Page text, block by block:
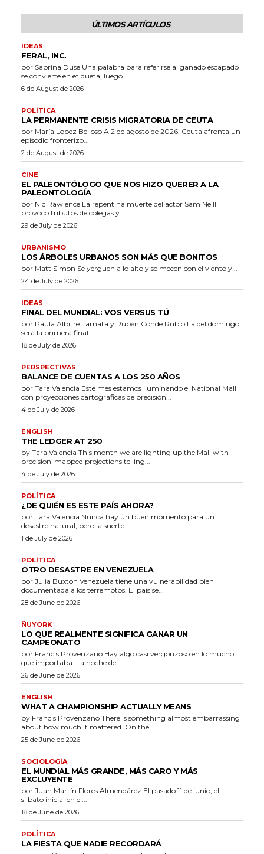
ÚLTIMOS ARTÍCULOS
IDEAS
FERAL, INC.
por Sabrina Duse Una palabra para referirse al ganado escapado
se convierte en etiqueta, luego...
6 de August de 2026
POLÍTICA
LA PERMANENTE CRISIS MIGRATORIA DE CEUTA
por María Lopez Belloso A 2 de agosto de 2026, Ceuta afronta un
episodio fronterizo...
2 de August de 2026
CINE
EL PALEONTÓLOGO QUE NOS HIZO QUERER A LA
PALEONTOLOGÍA
por Nic Rawlence La repentina muerte del actor Sam Neill
provocó tributos de colegas y...
29 de July de 2026
URBANISMO
LOS ÁRBOLES URBANOS SON MÁS QUE BONITOS
por Matt Simon Se yerguen a lo alto y se mecen con el viento y...
24 de July de 2026
IDEAS
FINAL DEL MUNDIAL: VOS VERSUS TÚ
por Paula Albitre Lamata y Rubén Conde Rubio La del domingo
será la primera final...
18 de July de 2026
PERSPECTIVAS
BALANCE DE CUENTAS A LOS 250 AÑOS
por Tara Valencia Este mes estamos iluminando el National Mall
con proyecciones cartográficas de precisión...
4 de July de 2026
ENGLISH
THE LEDGER AT 250
by Tara Valencia This month we are lighting up the Mall with
precision-mapped projections telling...
4 de July de 2026
POLÍTICA
¿DE QUIÉN ES ESTE PAÍS AHORA?
por Tara Valencia Nunca hay un buen momento para un
desastre natural, pero la suerte...
1 de July de 2026
POLÍTICA
OTRO DESASTRE EN VENEZUELA
por Julia Buxton Venezuela tiene una vulnerabilidad bien
documentada a los terremotos. El país se...
28 de June de 2026
ÑUYORK
LO QUE REALMENTE SIGNIFICA GANAR UN
CAMPEONATO
por Francis Provenzano Hay algo casi vergonzoso en lo mucho
que importaba. La noche del...
26 de June de 2026
ENGLISH
WHAT A CHAMPIONSHIP ACTUALLY MEANS
by Francis Provenzano There is something almost embarrassing
about how much it mattered. On the...
25 de June de 2026
SOCIOLOGÍA
EL MUNDIAL MÁS GRANDE, MÁS CARO Y MÁS
EXCLUYENTE
por Juan Martín Flores Almendárez El pasado 11 de junio, el
silbato inicial en el...
18 de June de 2026
POLÍTICA
LA FIESTA QUE NADIE RECORDARÁ